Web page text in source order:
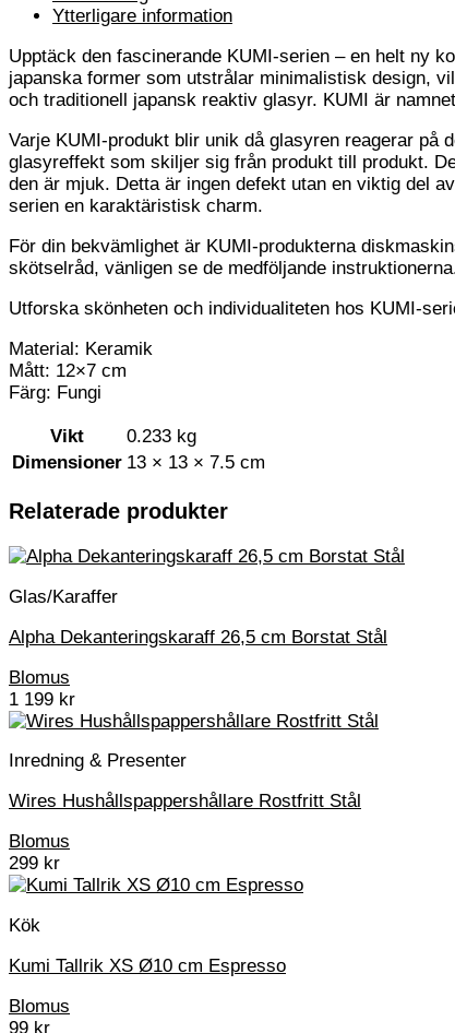
Ytterligare information
Upptäck den fascinerande KUMI-serien – en helt ny
japanska former som utstrålar minimalistisk design,
och traditionell japansk reaktiv glasyr. KUMI är
Varje KUMI-produkt blir unik då glasyren reagerar på
glasyreffekt som skiljer sig från produkt till produkt.
den är mjuk. Detta är ingen defekt utan en viktig del
serien en karaktäristisk charm.
För din bekvämlighet är KUMI-produkterna
skötselråd, vänligen se de medföljande
Utforska skönheten och individualiteten hos KUMI-
Material: Keramik
Mått: 12×7 cm
Färg: Fungi
Vikt
0.233 kg
Dimensioner 13 × 13 × 7.5 cm
Relaterade produkter
Glas/Karaffer
Alpha Dekanteringskaraff 26,5 cm Borstat Stål
Blomus
1 199 kr
Inredning & Presenter
Wires Hushållspappershållare Rostfritt Stål
Blomus
299 kr
Kök
Kumi Tallrik XS Ø10 cm Espresso
Blomus
99 kr